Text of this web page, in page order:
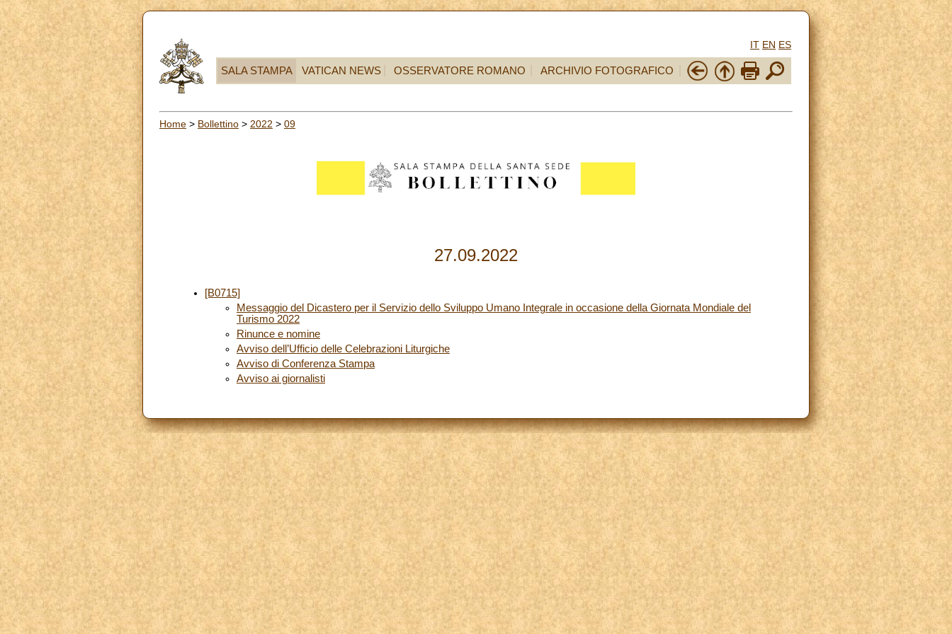
IT EN ES
SALA STAMPA VATICAN NEWS OSSERVATORE ROMANO ARCHIVIO FOTOGRAFICO
Home > Bollettino > 2022 > 09
27.09.2022
[B0715]
Messaggio del Dicastero per il Servizio dello Sviluppo Umano Integrale in occasione della Giornata Mondiale del
Turismo 2022
Rinunce e nomine
Avviso dell’Ufficio delle Celebrazioni Liturgiche
Avviso di Conferenza Stampa
Avviso ai giornalisti